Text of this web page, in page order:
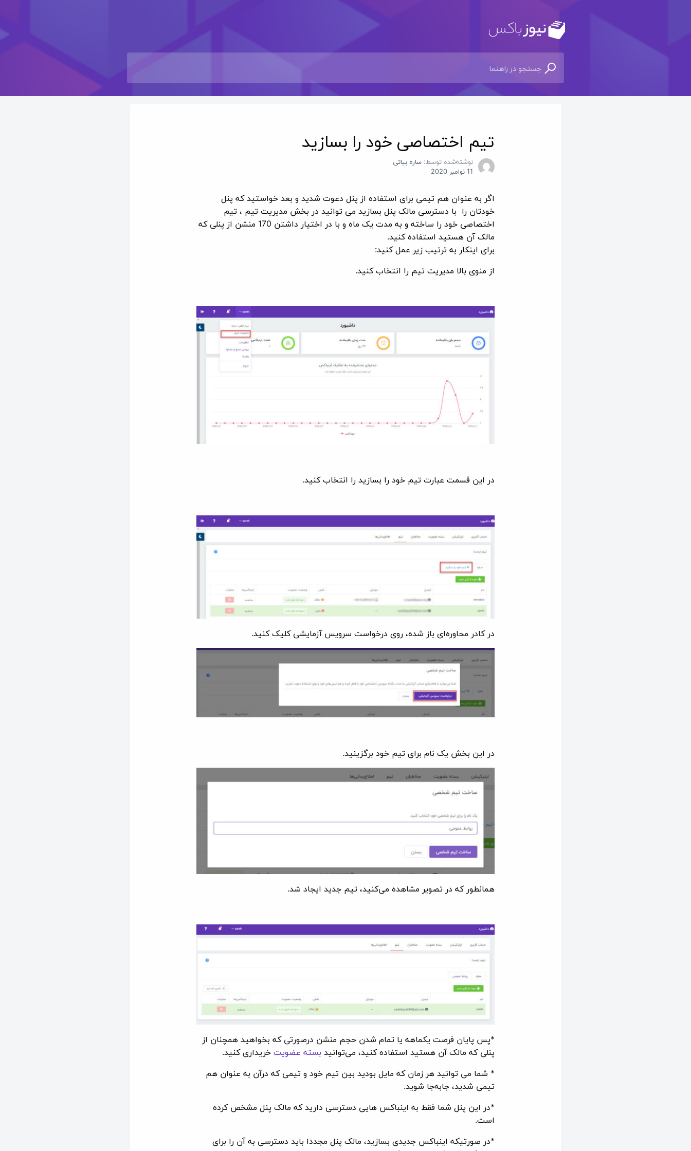
تیم اختصاصی خود را بسازید
نوشته‌شده توسط: ساره بیاتی
11 نوامبر 2020
اگر به عنوان هم تیمی برای استفاده از پنل دعوت شدید و بعد خواستید که پنل
خودتان را با دسترسی مالک پنل بسازید می توانید در بخش مدیریت تیم ، تیم
اختصاصی خود را ساخته و به مدت یک ماه و با در اختیار داشتن 170 منشن از پنلی که
مالک آن هستید استفاده کنید.
برای اینکار به ترتیب زیر عمل کنید:
از منوی بالا مدیریت تیم را انتخاب کنید.
در این قسمت عبارت تیم خود را بسازید را انتخاب کنید.
در کادر محاوره‌ای باز شده، روی درخواست سرویس آزمایشی کلیک کنید.
در این بخش یک نام برای تیم خود برگزینید.
همانطور که در تصویر مشاهده می‌کنید، تیم جدید ایجاد شد.
*پس پایان فرصت یکماهه یا تمام شدن حجم منشن درصورتی که بخواهید همچنان از
پنلی که مالک آن هستید استفاده کنید، می‌توانید بسته عضویت خریداری کنید.
* شما می توانید هر زمان که مایل بودید بین تیم خود و تیمی که درآن به عنوان هم
تیمی شدید، جابه‌جا شوید.
*در این پنل شما فقط به اینباکس هایی دسترسی دارید که مالک پنل مشخص کرده
است.
*در صورتیکه اینباکس جدیدی بسازید، مالک پنل مجددا باید دسترسی به آن را برای